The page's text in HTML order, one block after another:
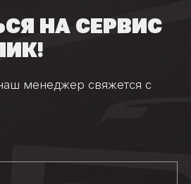
НА СЕРВИС
менеджер свяжется с